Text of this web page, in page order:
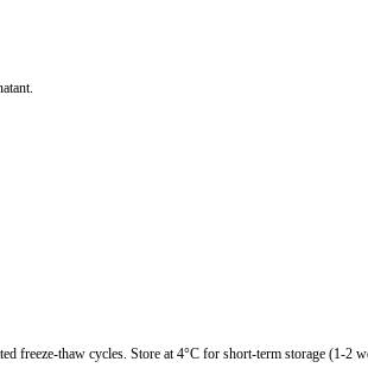
freeze-thaw cycles. Store at 4°C for short-term storage (1-